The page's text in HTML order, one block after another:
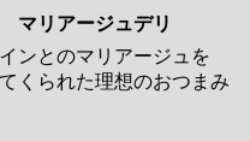
マリアージュデリ
ンとのマリアージュを
くられた理想のおつまみ